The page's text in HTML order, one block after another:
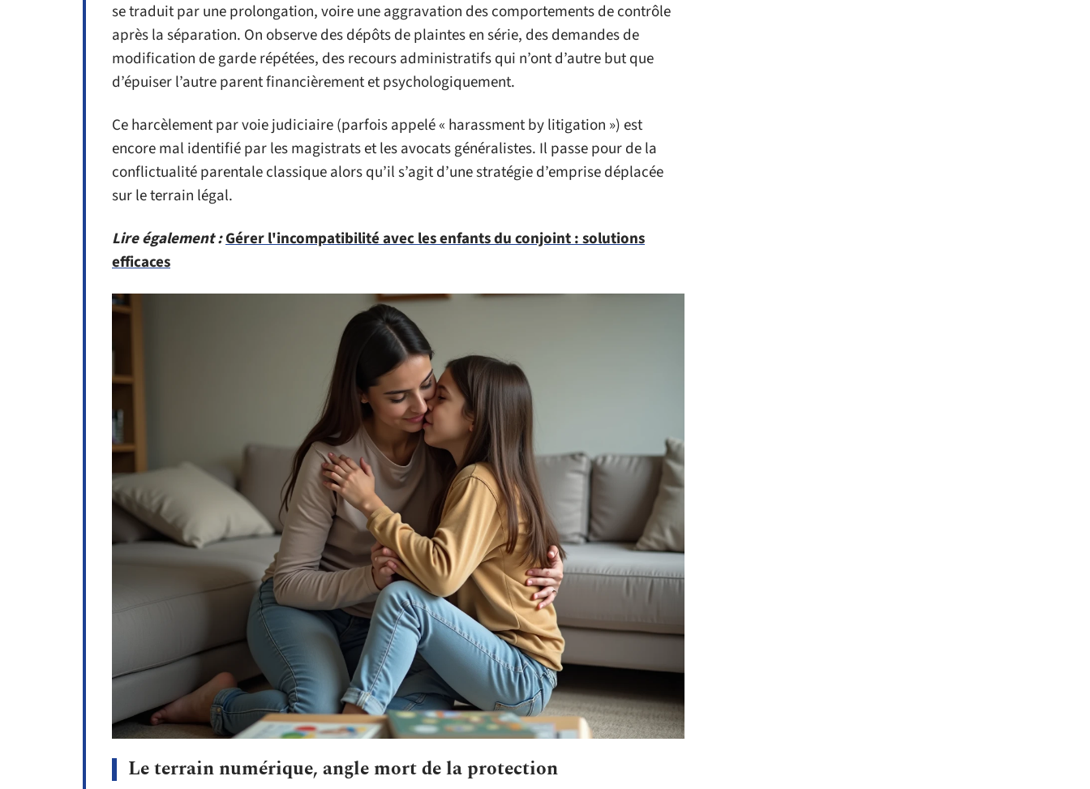
se traduit par une prolongation, voire une aggravation des comportements de contrôle
après la séparation. On observe des dépôts de plaintes en série, des demandes de
modification de garde répétées, des recours administratifs qui n’ont d’autre but que
d’épuiser l’autre parent financièrement et psychologiquement.
Ce harcèlement par voie judiciaire (parfois appelé « harassment by litigation ») est
encore mal identifié par les magistrats et les avocats généralistes. Il passe pour de la
conflictualité parentale classique alors qu’il s’agit d’une stratégie d’emprise déplacée
sur le terrain légal.
Lire également :Gérer l'incompatibilité avec les enfants du conjoint : solutions
efficaces
Le terrain numérique, angle mort de la protection